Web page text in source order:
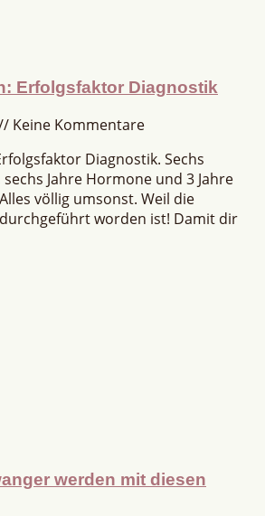
Erfolgsfaktor Diagnostik
Keine Kommentare
Diagnostik. Sechs
Jahre Hormone und 3 Jahre
völlig umsonst. Weil die
worden ist! Damit dir
werden mit diesen